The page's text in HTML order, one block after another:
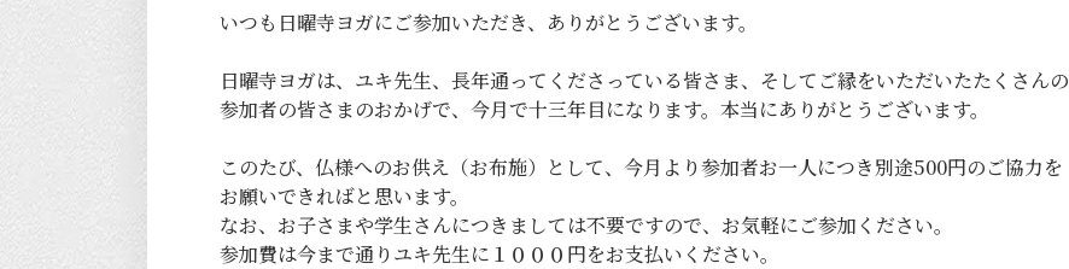
いつも日曜寺ヨガにご参加いただき、ありがとうございます。
日曜寺ヨガは、ユキ先生、長年通ってくださっている皆さま、そしてご縁をいただいたたくさんの
参加者の皆さまのおかげで、今月で十三年目になります。本当にありがとうございます。
このたび、仏様へのお供え（お布施）として、今月より参加者お一人につき別途500円のご協力を
お願いできればと思います。
なお、お子さまや学生さんにつきましては不要ですので、お気軽にご参加ください。
参加費は今まで通りユキ先生に１０００円をお支払いください。